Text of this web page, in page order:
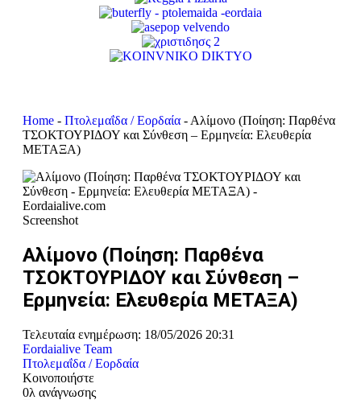
Home - Πτολεμαΐδα / Εορδαία - Αλίμονο (Ποίηση: Παρθένα
ΤΣΟΚΤΟΥΡΙΔΟΥ και Σύνθεση – Ερμηνεία: Ελευθερία
ΜΕΤΑΞΑ)
Screenshot
Αλίμονο (Ποίηση: Παρθένα
ΤΣΟΚΤΟΥΡΙΔΟΥ και Σύνθεση –
Ερμηνεία: Ελευθερία ΜΕΤΑΞΑ)
Τελευταία ενημέρωση: 18/05/2026 20:31
Eordaialive Team
Πτολεμαΐδα / Εορδαία
Κοινοποιήστε
0λ ανάγνωσης